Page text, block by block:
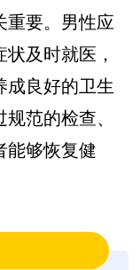
重要。男性应
及时就医，
成良好的卫生
范的检查、
能够恢复健